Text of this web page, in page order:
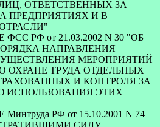
ОТВЕТСТВЕННЫХ ЗА
ПРЕДПРИЯТИЯХ И В
РФ от 21.03.2002 N 30 "ОБ
НАПРАВЛЕНИЯ
МЕРОПРИЯТИЙ
ОХРАНЕ ТРУДА ОТДЕЛЬНЫХ
И КОНТРОЛЯ ЗА
ИСПОЛЬЗОВАНИЯ ЭТИХ
РФ от 15.10.2001 N 74
СИЛУ